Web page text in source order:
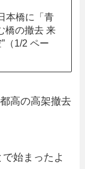
本橋に「青
橋の撤去 来
（1/2 ペー
高の高架撤去
始まったよ